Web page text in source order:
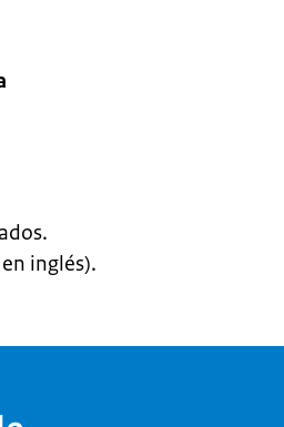
inglés).